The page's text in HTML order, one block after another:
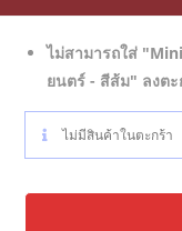
ไม่สามารถใส่
ยนตร์ - สีส้ม" ลงต
ไม่มีสินค้าในตะกร้า